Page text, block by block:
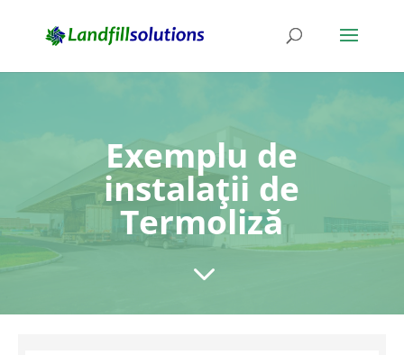
Exemplu de
instalaţii de
Termoliză
3